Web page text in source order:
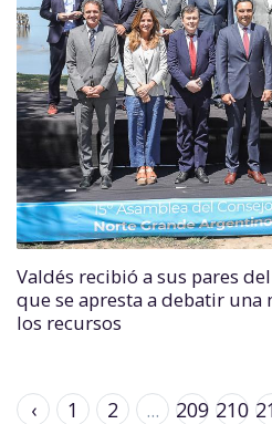
Valdés recibió a sus pares
que se apresta a debatir
los recursos
‹ 1 2 ... 209 210